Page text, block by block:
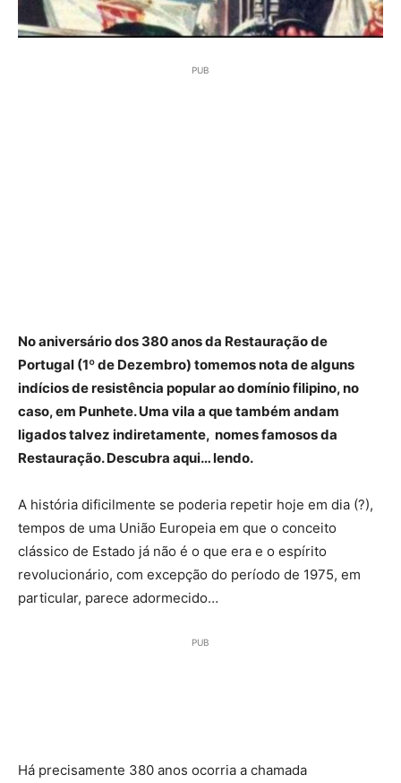
PUB
No aniversário dos 380 anos da Restauração de
Portugal (1º de Dezembro) tomemos nota de alguns
indícios de resistência popular ao domínio filipino, no
caso, em Punhete. Uma vila a que também andam
ligados talvez indiretamente, nomes famosos da
Restauração. Descubra aqui… lendo.
A história dificilmente se poderia repetir hoje em dia (?),
tempos de uma União Europeia em que o conceito
clássico de Estado já não é o que era e o espírito
revolucionário, com excepção do período de 1975, em
particular, parece adormecido…
PUB
Há precisamente 380 anos ocorria a chamada